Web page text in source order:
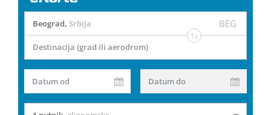
Beograd, Srbija BEG
Destinacija (grad ili aerodrom)
Datum od Datum do